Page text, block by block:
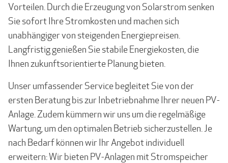
Vorteilen. Durch die Erzeugung von Solarstrom senken
Sie sofort Ihre Stromkosten und machen sich
unabhängiger von steigenden Energiepreisen.
Langfristig genießen Sie stabile Energiekosten, die
Ihnen zukunftsorientierte Planung bieten.
Unser umfassender Service begleitet Sie von der
ersten Beratung bis zur Inbetriebnahme Ihrer neuen PV-
Anlage. Zudem kümmern wir uns um die regelmäßige
Wartung, um den optimalen Betrieb sicherzustellen. Je
nach Bedarf können wir Ihr Angebot individuell
erweitern: Wir bieten PV-Anlagen mit Stromspeicher